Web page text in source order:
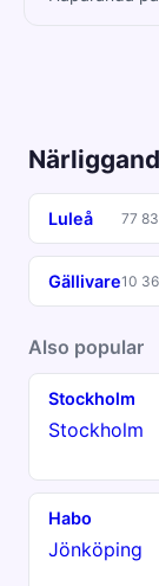
Luleå 77
Gällivare10
Also popular
Stockholm
Stockholm
Habo
Jönköping